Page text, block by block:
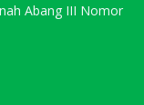
Abang III Nomor